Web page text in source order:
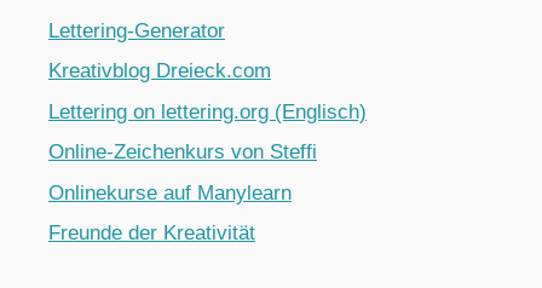
Lettering-Generator
Kreativblog Dreieck.com
Lettering on lettering.org (Englisch)
Online-Zeichenkurs von Steffi
Onlinekurse auf Manylearn
Freunde der Kreativität